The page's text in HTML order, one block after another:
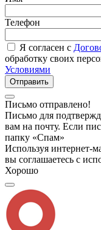
Телефон
Я согласен с
обработку своих
Условиями
Отправить
Письмо отправлено!
Письмо для
вам на почту. Если
папку «Спам»
Используя интернет-
вы соглашаетесь с
Хорошо